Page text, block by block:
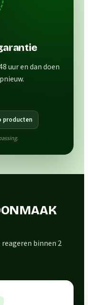
uur en dan doen
producten
binnen 2